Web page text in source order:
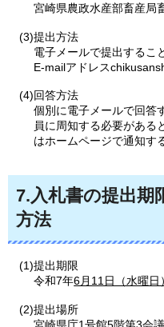
宮崎県農政水産部畜産局
(3)提出方法
電子メールで提出するこ
E-mailアドレス
(4)回答方法
個別に電子メールで回答
員に周知する必要がある
はホームページで通知す
7.入札書の提出期
方法
(1)提出期限
令和7年6月11日（水曜日
(2)提出場所